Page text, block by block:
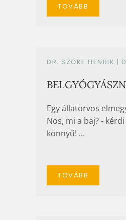
TOVÁBB
DR. SZŐKE HENRIK |
Egy állatorvos
Nos, mi a baj? -
könnyű! ...
TOVÁBB